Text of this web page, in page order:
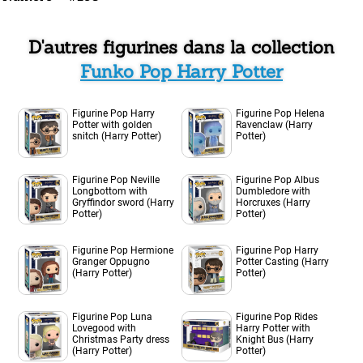
D'autres figurines dans la collection
Funko Pop Harry Potter
Figurine Pop Harry
Potter with golden
snitch (Harry Potter)
Figurine Pop Helena
Ravenclaw (Harry
Potter)
Figurine Pop Neville
Longbottom with
Gryffindor sword (Harry
Potter)
Figurine Pop Albus
Dumbledore with
Horcruxes (Harry
Potter)
Figurine Pop Hermione
Granger Oppugno
(Harry Potter)
Figurine Pop Harry
Potter Casting (Harry
Potter)
Figurine Pop Luna
Lovegood with
Christmas Party dress
(Harry Potter)
Figurine Pop Rides
Harry Potter with
Knight Bus (Harry
Potter)